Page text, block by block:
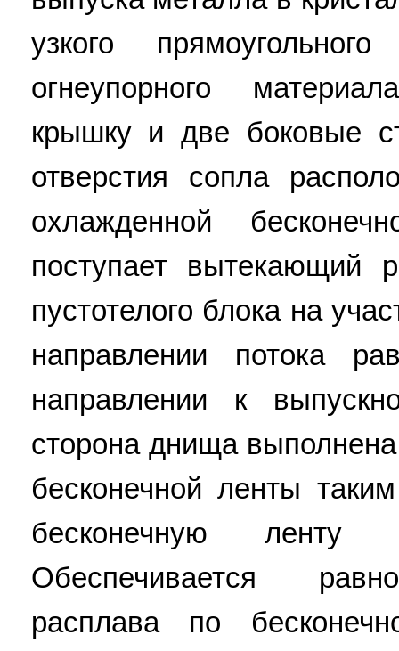
узкого
огнеупорного
крышку и две боковые
отверстия сопла
охлажденной
поступает вытекающий
пустотелого блока на
направлении потока
направлении к
сторона днища
бесконечной ленты
бесконечную ленту
Обеспечивается
расплава по